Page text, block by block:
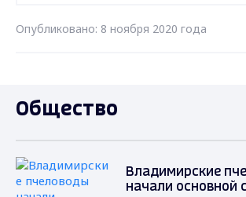
Опубликовано: 8 ноября 2020 года
Общество
Владимирские
начали основной